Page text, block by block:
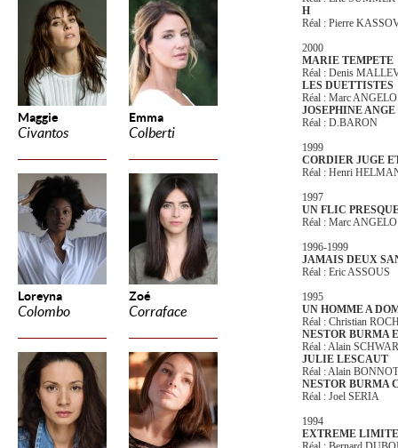
Maggie
Civantos
Emma
Colberti
Loreyna
Colombo
Zoé
Corraface
H
Réal : Pierre
2000
MARIE TEMPETE
Réal : Denis
LES DUETTISTES
Réal : Marc ANGELO
JOSEPHINE
Réal : D.BARON
1999
CORDIER JUGE
Réal : Henri
1997
UN FLIC
Réal : Marc ANGELO
1996-1999
JAMAIS DEUX
Réal : Eric ASSOUS
1995
UN HOMME A
Réal : Christian
NESTOR BURMA
Réal : Alain
JULIE LESCAUT
Réal : Alain BONNOT
NESTOR BURMA
Réal : Joel SERIA
1994
EXTREME LIMITE